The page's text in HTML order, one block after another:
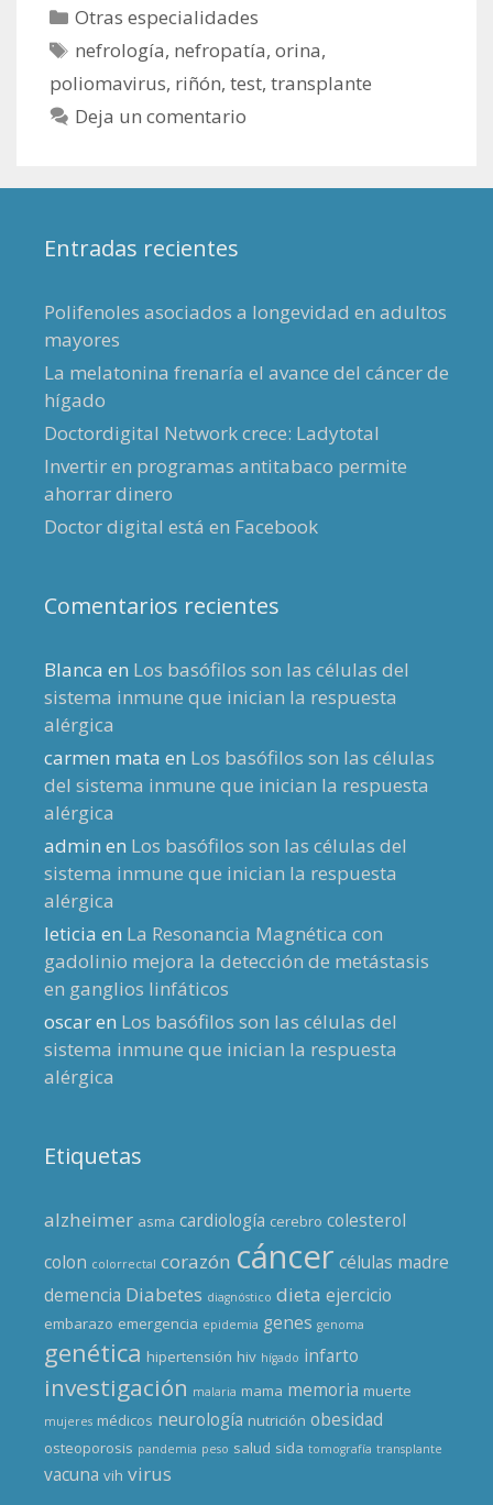
Categorías
Otras especialidades
Etiquetas
nefrología, nefropatía,orina,
poliomavirus, riñón, test, transplante
Deja un comentario
Entradas recientes
Polifenoles asociados a longevidad en adultos
mayores
La melatonina frenaría el avance del cáncer de
hígado
Doctordigital Network crece: Ladytotal
Invertir en programas antitabaco permite
ahorrar dinero
Doctor digital está en Facebook
Comentarios recientes
Blanca en Los basófilos son las células del
sistema inmune que inician la respuesta
alérgica
carmen mata en Los basófilos son las células
del sistema inmune que inician la respuesta
alérgica
admin en Los basófilos son las células del
sistema inmune que inician la respuesta
alérgica
leticia en La Resonancia Magnética con
gadolinio mejora la detección de metástasis
en ganglios linfáticos
oscaren Los basófilos son las células del
sistema inmune que inician la respuesta
alérgica
Etiquetas
alzheimer asma cardiología cerebro colesterol
colon colorrectal corazón cáncer células madre
demencia Diabetes diagnóstico dieta ejercicio
embarazo emergencia epidemia genes genoma
genética hipertensión hiv hígado infarto
investigación malaria mama memoria muerte
mujeres médicos neurología nutrición obesidad
osteoporosis pandemia peso salud sida tomografía transplante
vacuna vih virus